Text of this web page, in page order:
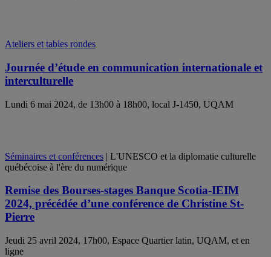
Ateliers et tables rondes
Journée d’étude en communication internationale et
interculturelle
Lundi 6 mai 2024, de 13h00 à 18h00, local J-1450, UQAM
Séminaires et conférences | L'UNESCO et la diplomatie culturelle
québécoise à l'ère du numérique
Remise des Bourses-stages Banque Scotia-IEIM
2024, précédée d’une conférence de Christine St-
Pierre
Jeudi 25 avril 2024, 17h00, Espace Quartier latin, UQAM, et en
ligne